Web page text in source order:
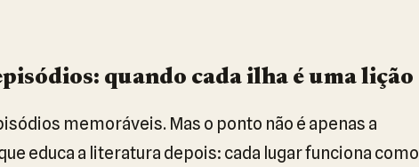
quando cada ilha é uma lição
memoráveis. Mas o ponto não é apenas a
educa a literatura depois: cada lugar funciona como